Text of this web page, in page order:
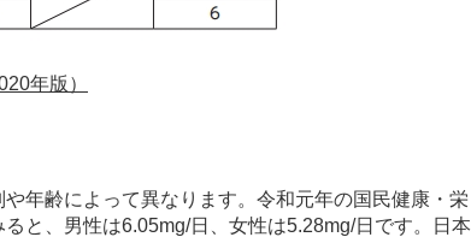
年版）
年齢によって異なります。令和元年の国民健康・栄
と、男性は6.05mg/日、女性は5.28mg/日です。日本